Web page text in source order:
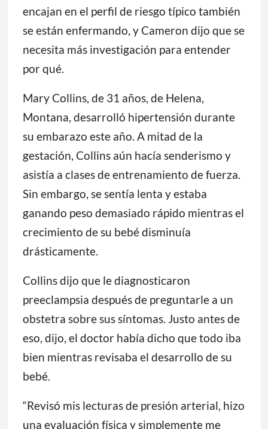
encajan en el perfil de riesgo típico también
se están enfermando, y Cameron dijo que se
necesita más investigación para entender
por qué.
Mary Collins, de 31 años, de Helena,
Montana, desarrolló hipertensión durante
su embarazo este año. A mitad de la
gestación, Collins aún hacía senderismo y
asistía a clases de entrenamiento de fuerza.
Sin embargo, se sentía lenta y estaba
ganando peso demasiado rápido mientras el
crecimiento de su bebé disminuía
drásticamente.
Collins dijo que le diagnosticaron
preeclampsia después de preguntarle a un
obstetra sobre sus síntomas. Justo antes de
eso, dijo, el doctor había dicho que todo iba
bien mientras revisaba el desarrollo de su
bebé.
“Revisó mis lecturas de presión arterial, hizo
una evaluación física y simplemente me